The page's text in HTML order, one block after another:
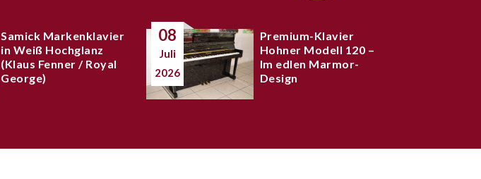
Samick Markenklavier
in Weiß Hochglanz
(Klaus Fenner / Royal
George)
08
Juli
2026
Premium-Klavier
Hohner Modell 120 –
Im edlen Marmor-
Design